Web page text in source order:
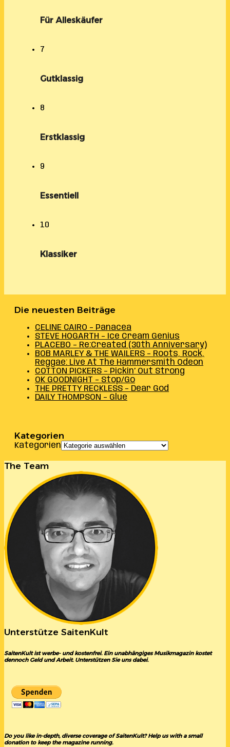
Für Alleskäufer
7
Gutklassig
8
Erstklassig
9
Essentiell
10
Klassiker
Die neuesten Beiträge
CELINE CAIRO – Panacea
STEVE HOGARTH – Ice Cream Genius
PLACEBO – Re:Created (30th Anniversary)
BOB MARLEY & THE WAILERS – Roots, Rock,
Reggae: Live At The Hammersmith Odeon
COTTON PICKERS – Pickin’ Out Strong
OK GOODNIGHT – Stop/Go
THE PRETTY RECKLESS – Dear God
DAILY THOMPSON – Glue
Kategorien
Kategorien
The Team
Unterstütze SaitenKult
SaitenKult ist werbe- und kostenfrei. Ein unabhängiges Musikmagazin kostet
dennoch Geld und Arbeit. Unterstützen Sie uns dabei.
Do you like in-depth, diverse coverage of SaitenKult? Help us with a small
donation to keep the magazine running.